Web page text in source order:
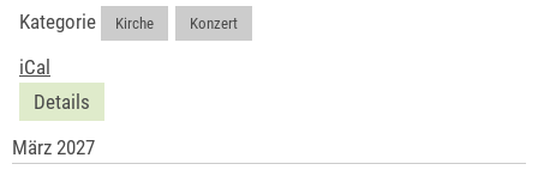
Kategorie Kirche Konzert
iCal
Details
März 2027